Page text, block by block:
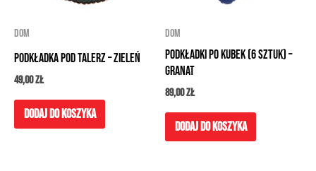
DOM
Podkładka pod talerz – zieleń
49,00zł
Dodaj do koszyka
DOM
Podkładki po kubek (6 sztuk) –
granat
89,00zł
Dodaj do koszyka